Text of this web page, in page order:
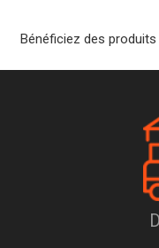
Bénéficiez des